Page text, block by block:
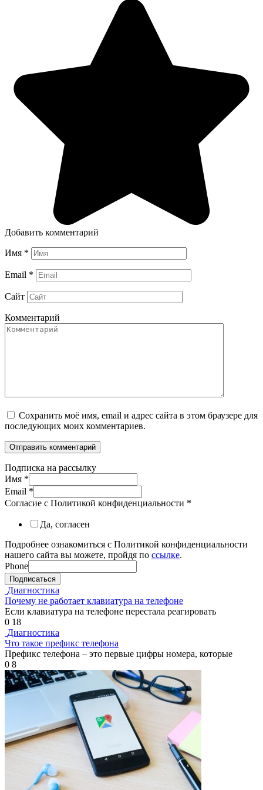
Добавить комментарий
Имя *
Email *
Сайт
Комментарий
Сохранить моё имя, email и адрес сайта в этом браузере для
последующих моих комментариев.
Подписка на рассылку
Имя *
Email *
Согласие с Политикой конфиденциальности *
Да, согласен
Подробнее ознакомиться с Политикой конфиденциальности
нашего сайта вы можете, пройдя по ссылке.
Phone
Подписаться
Диагностика
Почему не работает клавиатура на телефоне
Если клавиатура на телефоне перестала реагировать
0 18
Диагностика
Что такое префикс телефона
Префикс телефона – это первые цифры номера, которые
0 8